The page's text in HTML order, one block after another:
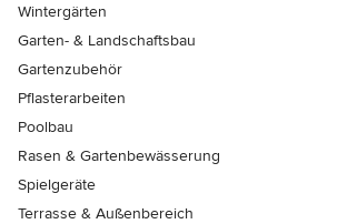
Wintergärten
Garten- & Landschaftsbau
Gartenzubehör
Pflasterarbeiten
Poolbau
Rasen & Gartenbewässerung
Spielgeräte
Terrasse & Außenbereich